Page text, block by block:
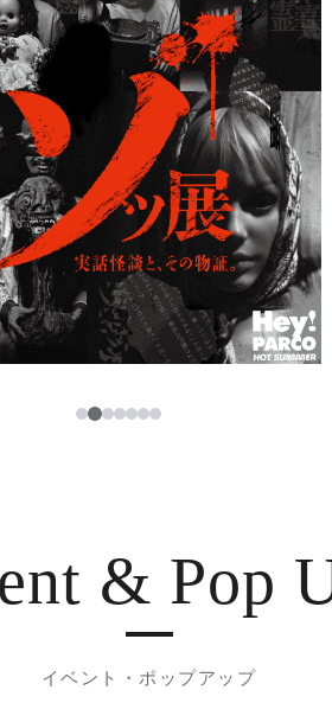
1234567
& Pop
イベント・ポップアップ